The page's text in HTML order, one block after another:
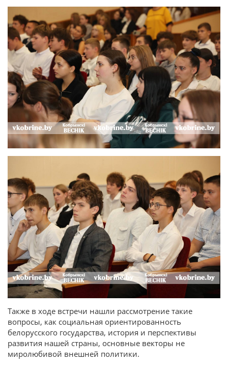
Также в ходе встречи нашли рассмотрение такие
вопросы, как социальная ориентированность
белорусского государства, история и перспективы
развития нашей страны, основные векторы не
миролюбивой внешней политики.